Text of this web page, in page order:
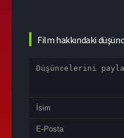
Film hakkındaki